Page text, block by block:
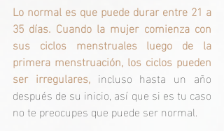
Lo normal es que puede durar entre 21 a
35 días. Cuando la mujer comienza con
sus ciclos menstruales luego de la
primera menstruación, los ciclos pueden
ser irregulares, incluso hasta un año
después de su inicio, así que si es tu caso
no te preocupes que puede ser normal.